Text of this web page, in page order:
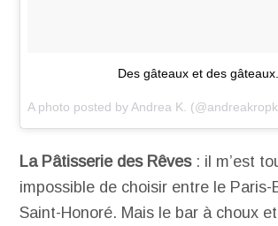
Des gâteaux et des gâteaux.
A photo posted by Andrea K.
La Pâtisserie des Rêves: il m’est
impossible de choisir entre le Paris-
Saint-Honoré. Mais le bar à choux